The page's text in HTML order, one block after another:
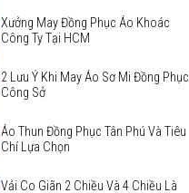
Xưởng May Đồng Phục Áo Khoác
Công Ty Tại HCM
2 Lưu Ý Khi May Áo Sơ Mi Đồng Phục
Công Sở
Áo Thun Đồng Phục Tân Phú Và Tiêu
Chí Lựa Chọn
Vải Co Giãn 2 Chiều Và 4 Chiều Là